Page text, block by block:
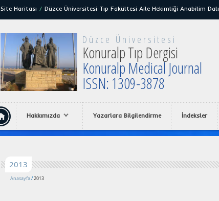
Site Haritası / Düzce Üniversitesi Tıp Fakültesi Aile Hekimliği Anabilim Dalı
Düzce Üniversitesi
Konuralp Tıp Dergisi
Konuralp Medical Journal
ISSN: 1309-3878
Hakkımızda Yazarlara Bilgilendirme İndeksler
2013
Anasayfa/2013